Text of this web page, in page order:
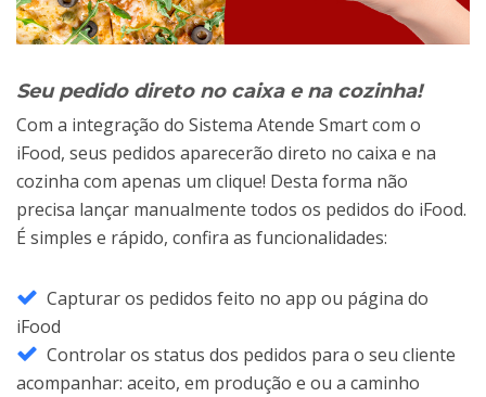
Seu pedido direto no caixa e na cozinha!
Com a integração do Sistema Atende Smart com o
iFood, seus pedidos aparecerão direto no caixa e na
cozinha com apenas um clique! Desta forma não
precisa lançar manualmente todos os pedidos do iFood.
É simples e rápido, confira as funcionalidades:
Capturar os pedidos feito no app ou página do
iFood
Controlar os status dos pedidos para o seu cliente
acompanhar: aceito, em produção e ou a caminho